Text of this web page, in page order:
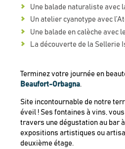
Une balade naturaliste avec
Un atelier cyanotype avec
Une balade en calèche avec
La découverte de la Sellerie
Terminez votre journée en
Beaufort-Orbagna.
Site incontournable de notre
éveil ! Ses fontaines à vins,
travers une dégustation au bar
expositions artistiques ou
deuxième étage.